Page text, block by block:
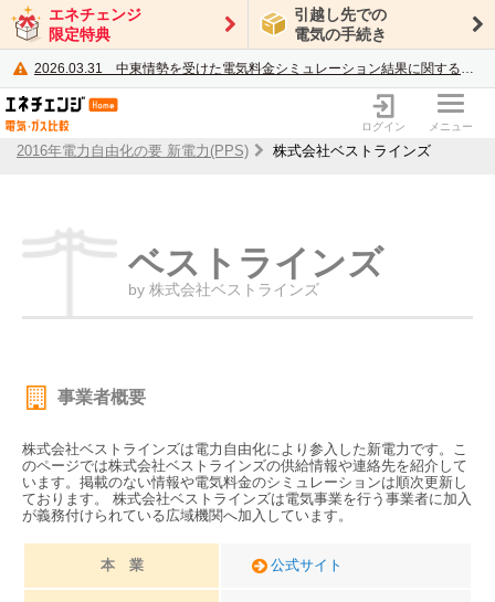
エネチェンジ
限定特典
引越し先での
電気の手続き
2026.03.31 中東情勢を受けた電気料金シミュレーション結果に関するご案内
電力・ガス比較サイト エネチェンジ
ログイン メニュー
2016年電力自由化の要 新電力(PPS) 株式会社ベストラインズ
ベストラインズ
by 株式会社ベストラインズ
事業者概要
株式会社ベストラインズは電力自由化により参入した新電力です。こ
のページでは株式会社ベストラインズの供給情報や連絡先を紹介して
います。掲載のない情報や電気料金のシミュレーションは順次更新し
ております。 株式会社ベストラインズは電気事業を行う事業者に加入
が義務付けられている広域機関へ加入しています。
本 業 公式サイト